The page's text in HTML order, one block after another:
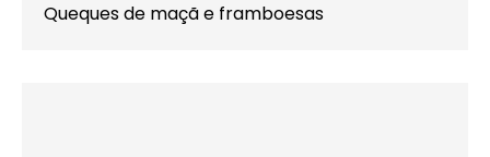
Queques de maçã e framboesas